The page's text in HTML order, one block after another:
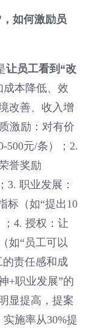
如何激励员
让员工看到“改
本降低、效
改善、收入增
激励：对有价
500元/条）；2.
誉奖励
3. 职业发展：
标（如“提出10
4. 授权：让
如“员工可以
的责任感和成
+职业发展”的
显提高，提案
施率从30%提